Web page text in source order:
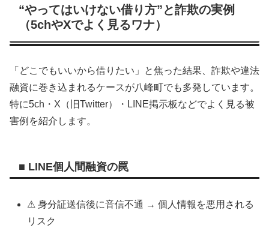
“やってはいけない借り方”と詐欺の実例
（5chやXでよく見るワナ）
「どこでもいいから借りたい」と焦った結果、詐欺や違法
融資に巻き込まれるケースが八峰町でも多発しています。
特に5ch・X（旧Twitter）・LINE掲示板などでよく見る被
害例を紹介します。
■ LINE個人間融資の罠
⚠ 身分証送信後に音信不通 → 個人情報を悪用される
リスク